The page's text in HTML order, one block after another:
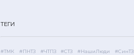
ТЕГИ
#ТМК #ПНТЗ #ЧТПЗ #СТЗ #НашиЛюди #СинТЗ